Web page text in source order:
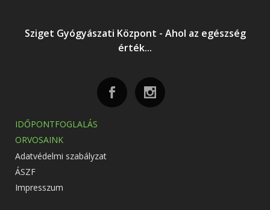
Sziget Gyógyászati Központ - Ahol az egészség
érték...
IDŐPONTFOGLALÁS
ORVOSAINK
Adatvédelmi szabályzat
ÁSZF
Impresszum